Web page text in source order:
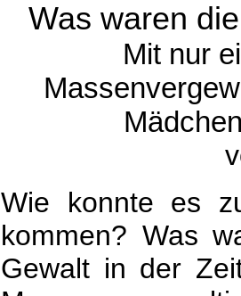
Was waren
Mit nur
Wie konnte es
kommen? Was
Gewalt in der